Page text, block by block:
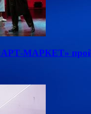
МАРКЕТ»